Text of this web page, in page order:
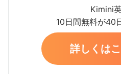
Kimini
10日間無料が40
詳しくは